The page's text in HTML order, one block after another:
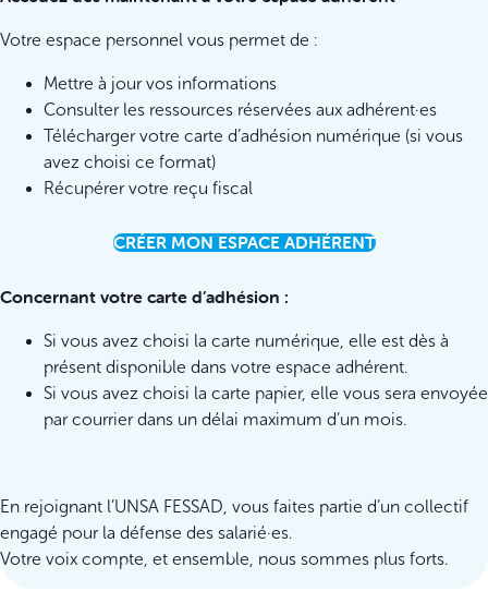
Votre espace personnel vous permet de :
Mettre à jour vos informations
Consulter les ressources réservées aux adhérent·es
Télécharger votre carte d’adhésion numérique (si vous
avez choisi ce format)
Récupérer votre reçu fiscal
CRÉER MON ESPACE ADHÉRENT
Concernant votre carte d’adhésion :
Si vous avez choisi la carte numérique, elle est dès à
présent disponible dans votre espace adhérent.
Si vous avez choisi la carte papier, elle vous sera envoyée
par courrier dans un délai maximum d’un mois.
En rejoignant l’UNSA FESSAD, vous faites partie d’un collectif
engagé pour la défense des salarié·es.
Votre voix compte, et ensemble, nous sommes plus forts.